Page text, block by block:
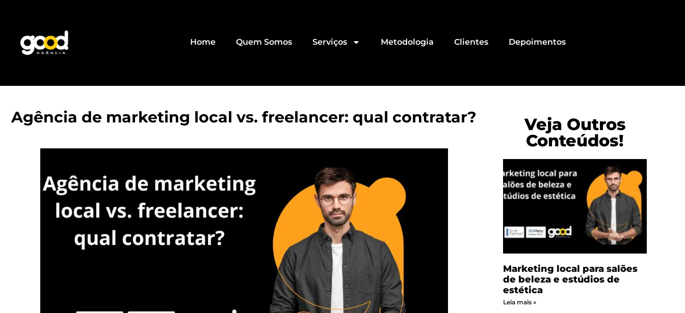
Home Quem Somos Serviços Metodologia Clientes Depoimentos
Agência de marketing local vs. freelancer: qual contratar?
Veja Outros
Conteúdos!
Marketing local para salões
de beleza e estúdios de
estética
Leia mais »